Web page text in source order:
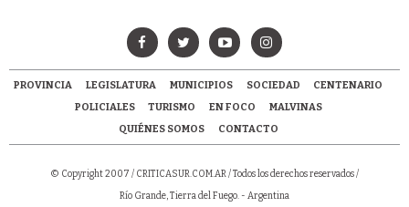
PROVINCIA LEGISLATURA MUNICIPIOS SOCIEDAD
CENTENARIO
POLICIALES
TURISMO EN FOCO
MALVINAS
QUIÉNES SOMOS
CONTACTO
© Copyright 2007 / CRITICASUR.COM.AR/ Todos los derechos reservados /
Río Grande, Tierra del Fuego. - Argentina